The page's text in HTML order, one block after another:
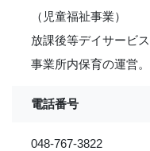
（児童福祉事業）
放課後等デイサービ
事業所内保育の運営。
電話番号
048-767-3822